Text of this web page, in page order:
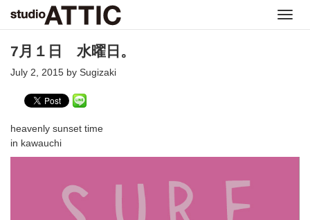
7月１日 水曜日。
July 2, 2015 by Sugizaki
heavenly sunset time
in kawauchi